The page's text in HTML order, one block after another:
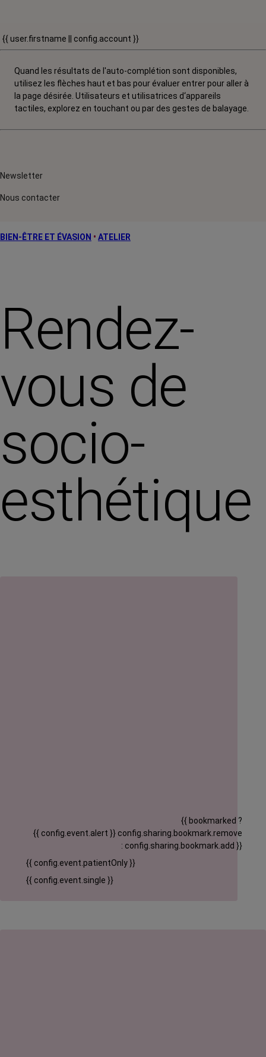
{{ user.firstname || config.account }}
Quand les résultats de l'auto-complétion sont disponibles,
utilisez les flèches haut et bas pour évaluer entrer pour aller à
la page désirée. Utilisateurs et utilisatrices d‘appareils
tactiles, explorez en touchant ou par des gestes de balayage.
Newsletter
Nous contacter
BIEN-ÊTRE ET ÉVASION • ATELIER
Rendez-
vous de
socio-
esthétique
{{ config.event.alert }}
{{ bookmarked ?
config.sharing.bookmark.remove
: config.sharing.bookmark.add }}
{{ config.event.patientOnly }}
{{ config.event.single }}